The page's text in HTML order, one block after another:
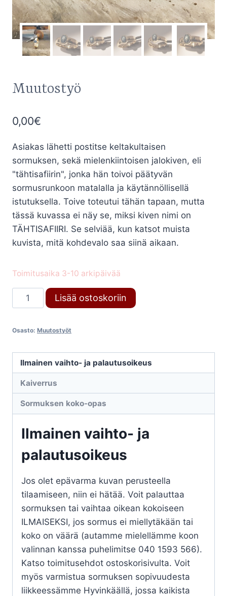
Muutostyö
0,00€
Asiakas lähetti postitse keltakultaisen
sormuksen, sekä mielenkiintoisen jalokiven, eli
"tähtisafiirin", jonka hän toivoi päätyvän
sormusrunkoon matalalla ja käytännöllisellä
istutuksella. Toive toteutui tähän tapaan, mutta
tässä kuvassa ei näy se, miksi kiven nimi on
TÄHTISAFIIRI. Se selviää, kun katsot muista
kuvista, mitä kohdevalo saa siinä aikaan.
Toimitusaika 3-10 arkipäivää
Muutostyö
määrä
Lisää ostoskoriin
Osasto: Muutostyöt
Ilmainen vaihto- ja palautusoikeus
Kaiverrus
Sormuksen koko-opas
Ilmainen vaihto- ja
palautusoikeus
Jos olet epävarma kuvan perusteella
tilaamiseen, niin ei hätää. Voit palauttaa
sormuksen tai vaihtaa oikean kokoiseen
ILMAISEKSI, jos sormus ei miellytäkään tai
koko on väärä (autamme mielellämme koon
valinnan kanssa puhelimitse 040 1593 566).
Katso toimitusehdot ostoskorisivulta. Voit
myös varmistua sormuksen sopivuudesta
liikkeessämme Hyvinkäällä, jossa kaikista